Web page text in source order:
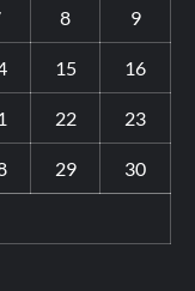
8 9
15 16
22 23
29 30